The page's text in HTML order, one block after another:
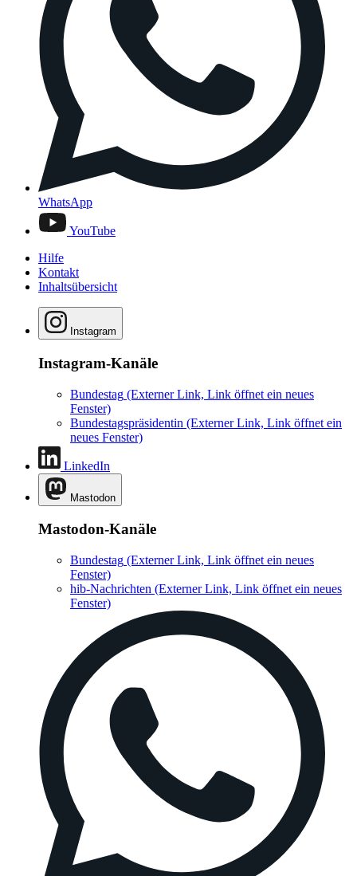
WhatsApp
YouTube
Hilfe
Kontakt
Inhaltsübersicht
Instagram
Instagram-Kanäle
Bundestag (Externer Link, Link öffnet ein neues
Fenster)
Bundestagspräsidentin (Externer Link, Link öffnet ein
neues Fenster)
LinkedIn
Mastodon
Mastodon-Kanäle
Bundestag (Externer Link, Link öffnet ein neues
Fenster)
hib-Nachrichten (Externer Link, Link öffnet ein neues
Fenster)